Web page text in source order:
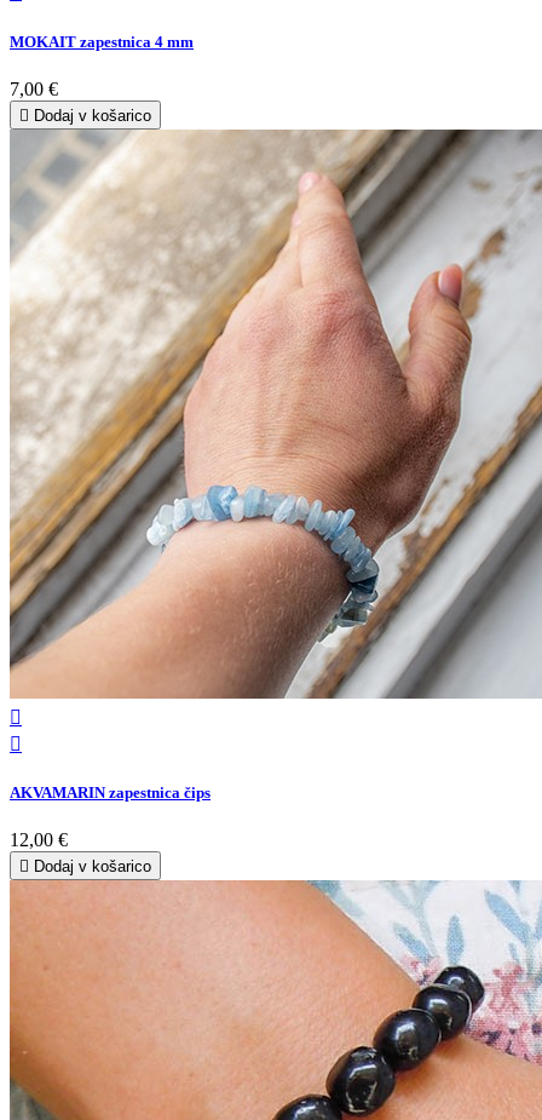
MOKAIT zapestnica 4 mm
7,00 €
 Dodaj v košarico


AKVAMARIN zapestnica čips
12,00 €
 Dodaj v košarico